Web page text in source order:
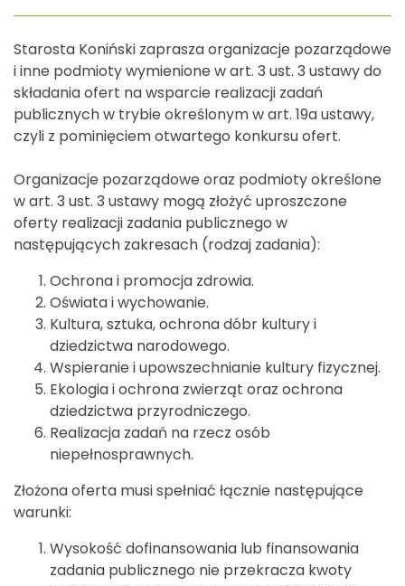
Starosta Koniński zaprasza organizacje pozarządowe
i inne podmioty wymienione w art. 3 ust. 3 ustawy do
składania ofert na wsparcie realizacji zadań
publicznych w trybie określonym w art. 19a ustawy,
czyli z pominięciem otwartego konkursu ofert.
Organizacje pozarządowe oraz podmioty określone
w art. 3 ust. 3 ustawy mogą złożyć uproszczone
oferty realizacji zadania publicznego w
następujących zakresach (rodzaj zadania):
Ochrona i promocja zdrowia.
Oświata i wychowanie.
Kultura, sztuka, ochrona dóbr kultury i
dziedzictwa narodowego.
Wspieranie i upowszechnianie kultury fizycznej.
Ekologia i ochrona zwierząt oraz ochrona
dziedzictwa przyrodniczego.
Realizacja zadań na rzecz osób
niepełnosprawnych.
Złożona oferta musi spełniać łącznie następujące
warunki:
Wysokość dofinansowania lub finansowania
zadania publicznego nie przekracza kwoty